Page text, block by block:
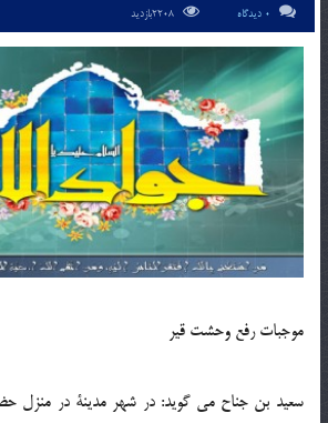
0 دیدگاه
موجبات رفع وحشت قير
سعيد بن جناح مى گويد: در شهر مدينة در منزل